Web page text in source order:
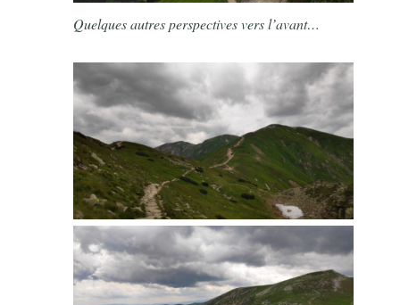
Quelques autres perspectives vers l’avant…